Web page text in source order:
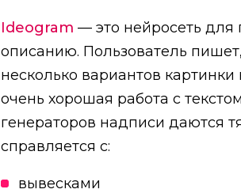
Ideogram — это нейросеть для
описанию. Пользователь
несколько вариантов
очень хорошая работа с
генераторов надписи даются
справляется с:
вывесками